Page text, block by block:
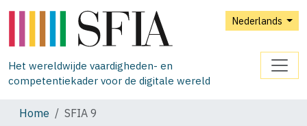
Nederlands
Het wereldwijde vaardigheden- en
competentiekader voor de digitale wereld
Home SFIA 9